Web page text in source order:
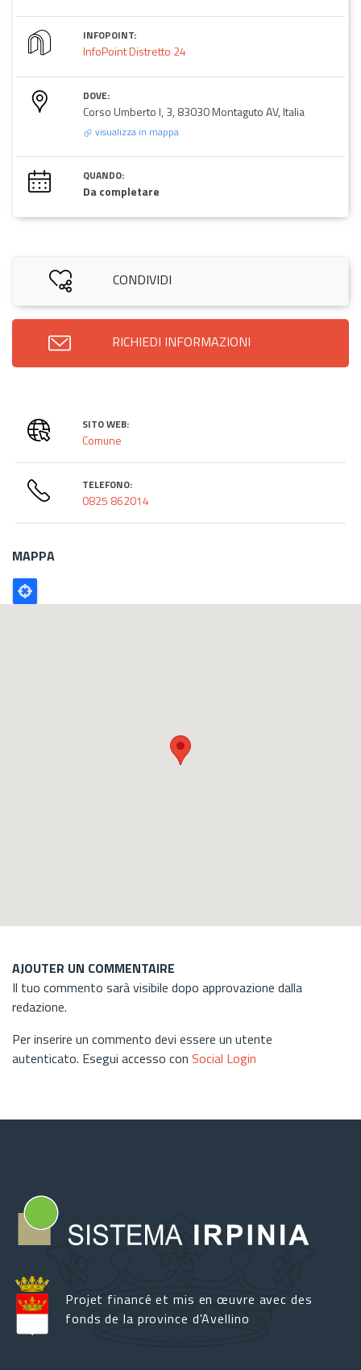
INFOPOINT:
InfoPoint Distretto 24
DOVE:
Corso Umberto I, 3, 83030 Montaguto AV, Italia
visualizza in mappa
QUANDO:
Da completare
CONDIVIDI
RICHIEDI INFORMAZIONI
SITO WEB:
Comune
TELEFONO:
0825 862014
MAPPA
Poligono
GEO
AJOUTER UN COMMENTAIRE
Il tuo commento sarà visibile dopo approvazione dalla
redazione.
Per inserire un commento devi essere un utente
autenticato. Esegui accesso con Social Login
Projet financé et mis en œuvre avec des
fonds de la province d'Avellino